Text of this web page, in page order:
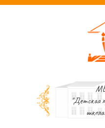
"Детская